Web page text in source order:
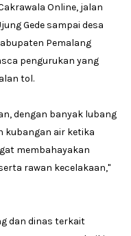
Online, jalan
Gede sampai desa
Pemalang
pengurukan yang
tol.
dengan banyak lubang
kubangan air ketika
membahayakan
rawan kecelakaan,"
dan dinas terkait